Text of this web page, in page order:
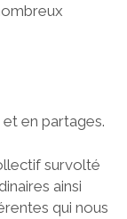
et en partages.
survolté
ainsi
qui nous